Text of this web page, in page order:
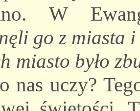
W
go z miasta
miasto było
nas uczy?